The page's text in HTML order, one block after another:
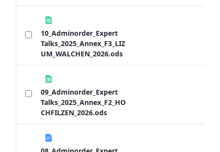
10_Adminorder_Expert
Talks_2025_Annex_F3_LIZ
UM_WALCHEN_2026.ods
09_Adminorder_Expert
Talks_2025_Annex_F2_HO
CHFILZEN_2026.ods